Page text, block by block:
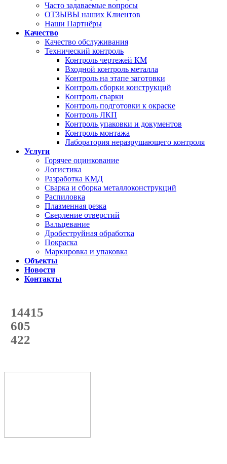
Часто задаваемые вопросы
ОТЗЫВЫ наших Клиентов
Наши Партнёры
Качество
Качество обслуживания
Технический контроль
Контроль чертежей КМ
Входной контроль металла
Контроль на этапе заготовки
Контроль сборки конструкций
Контроль сварки
Контроль подготовки к окраске
Контроль ЛКП
Контроль упаковки и документов
Контроль монтажа
Лаборатория неразрушающего контроля
Услуги
Горячее оцинкование
Логистика
Разработка КМД
Сварка и сборка металлоконструкций
Распиловка
Плазменная резка
Сверление отверстий
Вальцевание
Дробеструйная обработка
Покраска
Маркировка и упаковка
Объекты
Новости
Контакты
14415
с начала года
605
с начала месяца
422
с начала недели